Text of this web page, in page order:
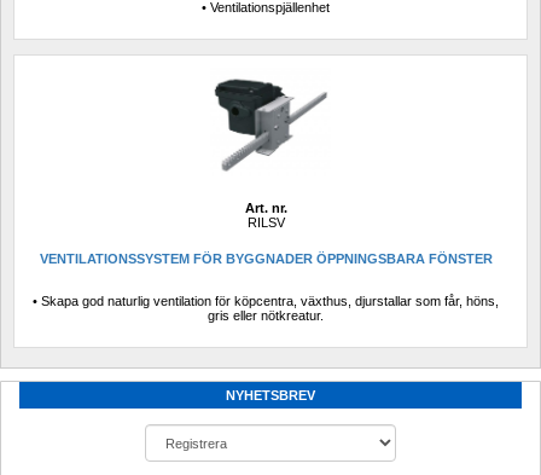
• Ventilationspjällenhet
Art. nr.
RILSV
VENTILATIONSSYSTEM FÖR BYGGNADER ÖPPNINGSBARA FÖNSTER
• Skapa god naturlig ventilation för köpcentra, växthus, djurstallar som får, höns,
gris eller nötkreatur.
NYHETSBREV